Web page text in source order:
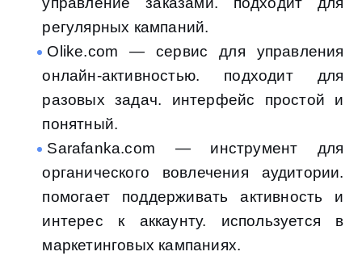
регулярных кампаний.
Olike.com — сервис для управления
онлайн-активностью. подходит для
разовых задач. интерфейс простой и
понятный.
Sarafanka.com — инструмент для
органического вовлечения аудитории.
помогает поддерживать активность и
интерес к аккаунту. используется в
маркетинговых кампаниях.